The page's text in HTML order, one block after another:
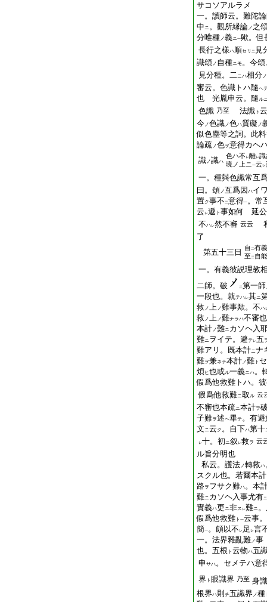
サコソアルラメ
一。讀師云。難陀
中ニ。觀所縁論ノ 之
分唯種ノ義ニ一歟。但
長行之樣ハ順セリ 二 見
識頌ノ 自種ニモ。今頌
見分種。二ニハ相分ノ
審云。色識トハ隨ヘ
也 光胤申云。隨ル
色識 乃至 法識 ト 云
今ノ色識ノ色ハ質礙 ノ
似色塵等之詞。此
論疏ノ色ヲ意得カヘ
識ノ識ハ
色ハ不 レ離レ識
境ノ上ニ 一云レ
一。種與色識常互
曰。頌ノ互爲因 ハイ
置ク事不 二意得一。常
云 レ遞 ト 事如何 延公
不ハレ然不審 云云
了
第五十三日
自 二有
至 二 自
一。有義彼説理教
二師。破
二第一師
一段也。就テハレ其ニ
救ノ上ノ難事歟。不ハ
救ノ上ノ難ナラハ不審
本計ノ難ニカソヘ入
難ニヲイテ。避テレ五
難アリ。既本計ニナ
難ヲ兼ネテ本計ノ難 ト
煩ヒ也或ル一義ニハ。
假爲他救難トハ。
假爲他救難ニ取ル 云
不審也本疏ニ本計ヲ
子難ヲ述ヘ畢テ。有
文ニ云 ク 。自下ハ第十
レ十。初ニ叙 レ救ヲ 云
ル旨分明也
私云。護法ノ轉救ハ
スクル也。若爾本計
路ヲ フサク難ハ。本
難ニカソヘ入事尤有二
實義ハ更ニ非ス レ難ニ
假爲他救難 ト 一云事
簡一。頗以不 レ足 レ言
一。法界雜亂難ノ事
也。五根 ト 云物ハ五
申 サハ。セメテハ意
界 ト 眼識界 乃至 身
根界ハ則 チ五識界 ノ種